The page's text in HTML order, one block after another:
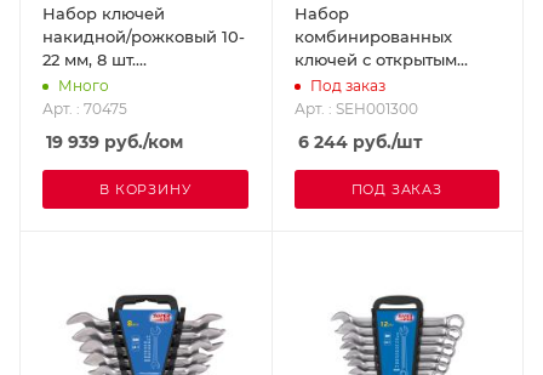
Набор ключей
накидной/рожковый 10-
22 мм, 8 шт.
ROTHENBERGER 70475
Много
Арт. : 70475
19 939 руб./ком
В КОРЗИНУ
Набор
комбинированных
ключей с открытым
зевом и трещоткой D 8 -
22 мм, 8 предметов
SUPER-EGO SEH001300
Под заказ
Арт. : SEH001300
6 244руб./шт
ПОД ЗАКАЗ